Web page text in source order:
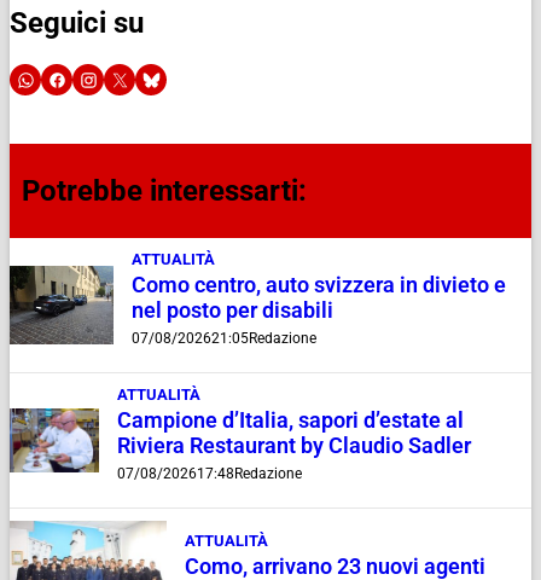
Seguici su
Potrebbe interessarti:
ATTUALITÀ
Como centro, auto svizzera in divieto e
nel posto per disabili
07/08/202621:05Redazione
ATTUALITÀ
Campione d’Italia, sapori d’estate al
Riviera Restaurant by Claudio Sadler
07/08/202617:48 Redazione
ATTUALITÀ
Como, arrivano 23 nuovi agenti